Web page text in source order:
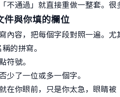
不通過」就直接重做一整套。很
件與你填的欄位
內容，把每個字段對照一遍。尤
的拼寫。
符號。
少了一位或多一個字。
在你眼前，只是你太急，眼睛被